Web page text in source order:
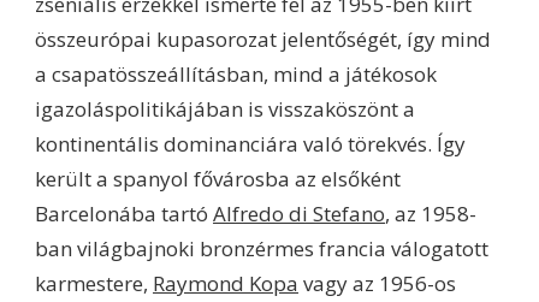
összeurópai kupasorozat jelentőségét, így mind
a csapatösszeállításban, mind a játékosok
igazoláspolitikájában is visszaköszönt a
kontinentális dominanciára való törekvés. Így
került a spanyol fővárosba az elsőként
Barcelonába tartó Alfredo di Stefano, az 1958-
ban világbajnoki bronzérmes francia válogatott
karmestere, Raymond Kopa vagy az 1956-os